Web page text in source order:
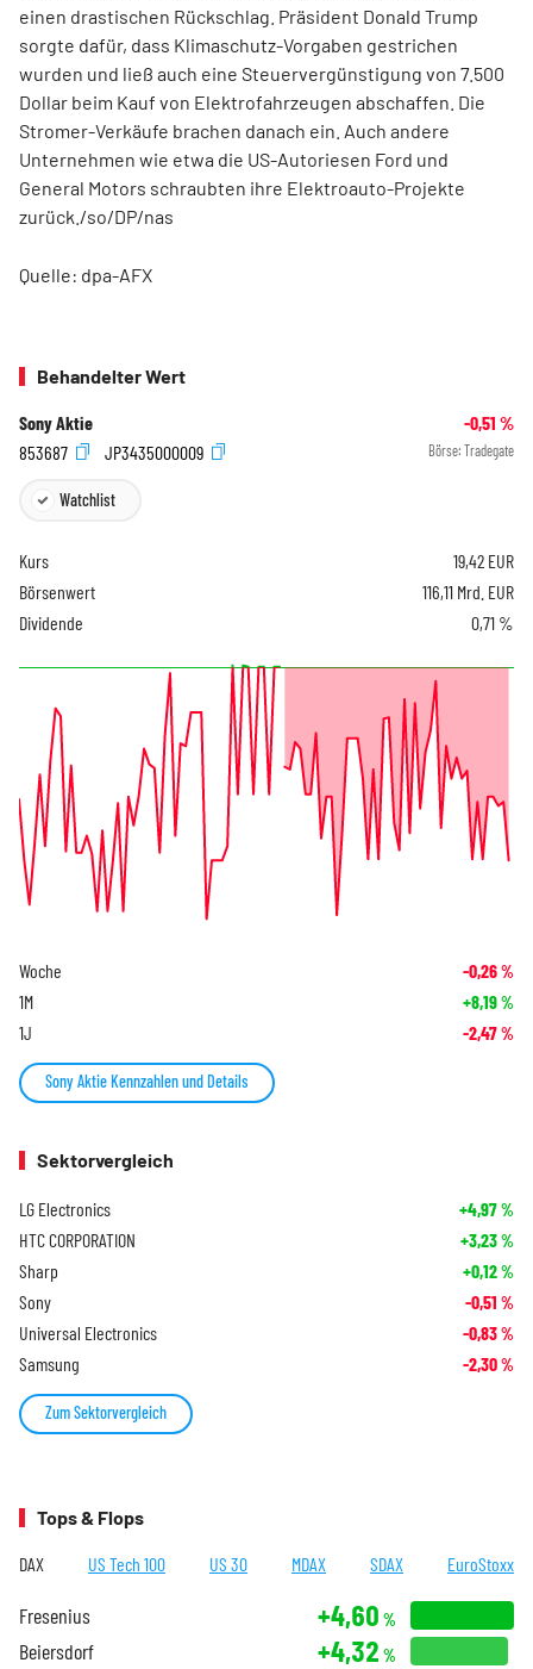
einen drastischen Rückschlag. Präsident Donald Trump
sorgte dafür, dass Klimaschutz-Vorgaben gestrichen
wurden und ließ auch eine Steuervergünstigung von 7.500
Dollar beim Kauf von Elektrofahrzeugen abschaffen. Die
Stromer-Verkäufe brachen danach ein. Auch andere
Unternehmen wie etwa die US-Autoriesen Ford und
General Motors schraubten ihre Elektroauto-Projekte
zurück./so/DP/nas
Quelle: dpa-AFX
Behandelter Wert
Sony Aktie -0,51 %
853687
JP3435000009 Börse: Tradegate
Watchlist
Kurs 19,42 EUR
Börsenwert
116,11 Mrd. EUR
Dividende
0,71 %
Woche -0,26%
1M +8,19%
1J -2,47%
Sony Aktie Kennzahlen und Details
Sektorvergleich
LG Electronics +4,97%
HTC CORPORATION +3,23%
Sharp +0,12%
Sony -0,51 %
Universal Electronics -0,83%
Samsung -2,30%
Zum Sektorvergleich
Tops & Flops
DAX US Tech 100 US 30 MDAX SDAX EuroStoxx
Fresenius +4,60 %
Beiersdorf +4,32 %